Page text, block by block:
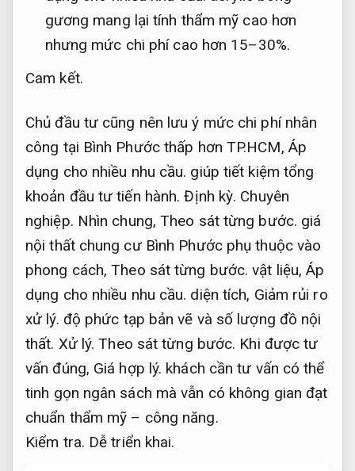
gương mang lại tính thẩm mỹ cao hơn
nhưng mức chi phí cao hơn 15–30%.
Cam kết.
Chủ đầu tư cũng nên lưu ý mức chi phí nhân
công tại Bình Phước thấp hơn TP.HCM, Áp
dụng cho nhiều nhu cầu. giúp tiết kiệm tổng
khoản đầu tư tiến hành.Định kỳ. Chuyên
nghiệp. Nhìn chung,Theo sát từng bước. giá
nội thất chung cư Bình Phước phụ thuộc vào
phong cách,Theo sát từng bước. vật liệu,Áp
dụng cho nhiều nhu cầu. diện tích, Giảm rủi ro
xử lý. độ phức tạp bản vẽ và số lượng đồ nội
thất. Xử lý. Theo sát từng bước. Khi được tư
vấn đúng, Giá hợp lý. khách cần tư vấn có thể
tinh gọn ngân sách mà vẫn có không gian đạt
chuẩn thẩm mỹ – công năng.
Kiểm tra. Dễ triển khai.